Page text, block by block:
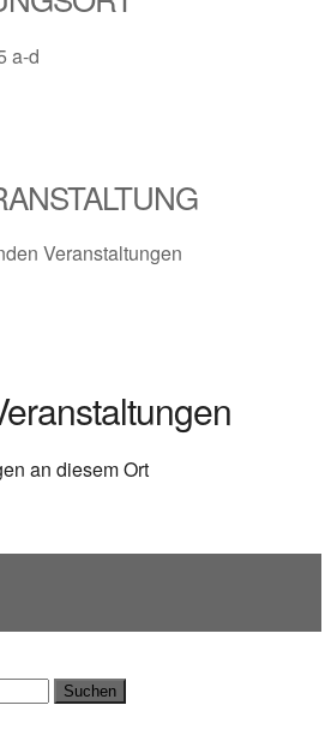
a-d
Veranstaltungen
an diesem Ort